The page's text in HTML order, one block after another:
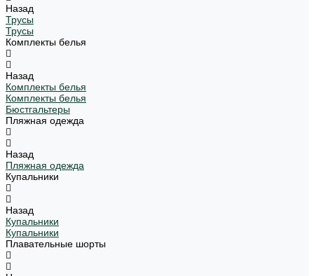
Назад
Трусы
Трусы
Комплекты белья
Назад
Комплекты белья
Комплекты белья
Бюстгальтеры
Пляжная одежда
Назад
Пляжная одежда
Купальники
Назад
Купальники
Купальники
Плавательные шорты